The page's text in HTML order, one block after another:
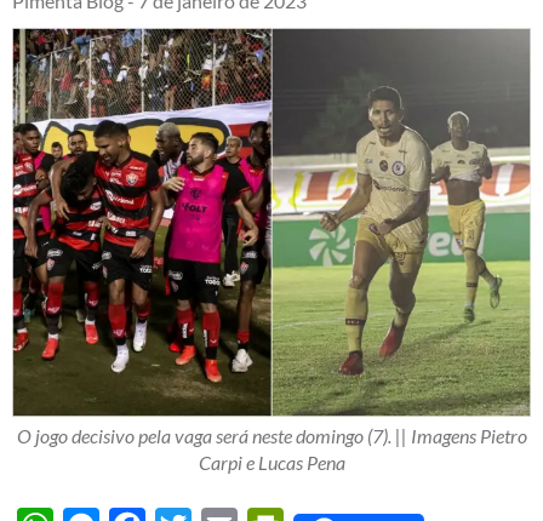
O jogo decisivo pela vaga será neste domingo (7). || Imagens Pietro
Carpi e Lucas Pena